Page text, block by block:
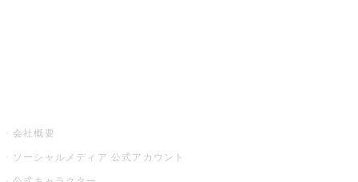
会社概要
ソーシャルメディア 公式アカウント